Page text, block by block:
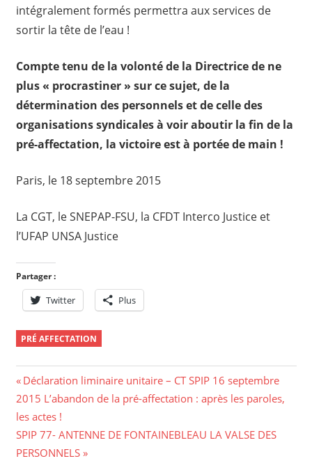
intégralement formés permettra aux services de
sortir la tête de l’eau !
Compte tenu de la volonté de la Directrice de ne
plus « procrastiner » sur ce sujet, de la
détermination des personnels et de celle des
organisations syndicales à voir aboutir la fin de la
pré-affectation, la victoire est à portée de main !
Paris, le 18 septembre 2015
La CGT, le SNEPAP-FSU, la CFDT Interco Justice et
l’UFAP UNSA Justice
Partager :
Twitter Plus
PRÉ AFFECTATION
Navigation
de
l’article
Previous
Post:
Déclaration liminaire unitaire – CT SPIP 16 septembre
2015 L’abandon de la pré-affectation : après les paroles,
les actes !
Next
Post:
SPIP 77- ANTENNE DE FONTAINEBLEAU LA VALSE DES
PERSONNELS